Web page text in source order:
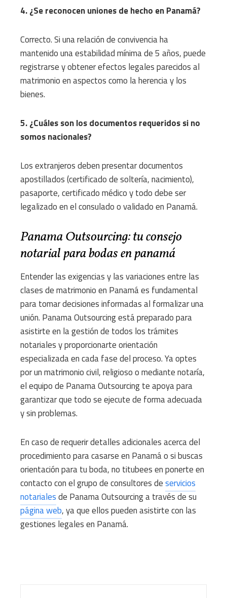
4. ¿Se reconocen uniones de hecho en Panamá?
Correcto. Si una relación de convivencia ha
mantenido una estabilidad mínima de 5 años, puede
registrarse y obtener efectos legales parecidos al
matrimonio en aspectos como la herencia y los
bienes.
5. ¿Cuáles son los documentos requeridos si no
somos nacionales?
Los extranjeros deben presentar documentos
apostillados (certificado de soltería, nacimiento),
pasaporte, certificado médico y todo debe ser
legalizado en el consulado o validado en Panamá.
Panama Outsourcing: tu consejo
notarial para bodas en panamá
Entender las exigencias y las variaciones entre las
clases de matrimonio en Panamá es fundamental
para tomar decisiones informadas al formalizar una
unión. Panama Outsourcing está preparado para
asistirte en la gestión de todos los trámites
notariales y proporcionarte orientación
especializada en cada fase del proceso. Ya optes
por un matrimonio civil, religioso o mediante notaría,
el equipo de Panama Outsourcing te apoya para
garantizar que todo se ejecute de forma adecuada
y sin problemas.
En caso de requerir detalles adicionales acerca del
procedimiento para casarse en Panamá o si buscas
orientación para tu boda, no titubees en ponerte en
contacto con el grupo de consultores deservicios
notarialesde Panama Outsourcing a través de su
página web, ya que ellos pueden asistirte con las
gestiones legales en Panamá.